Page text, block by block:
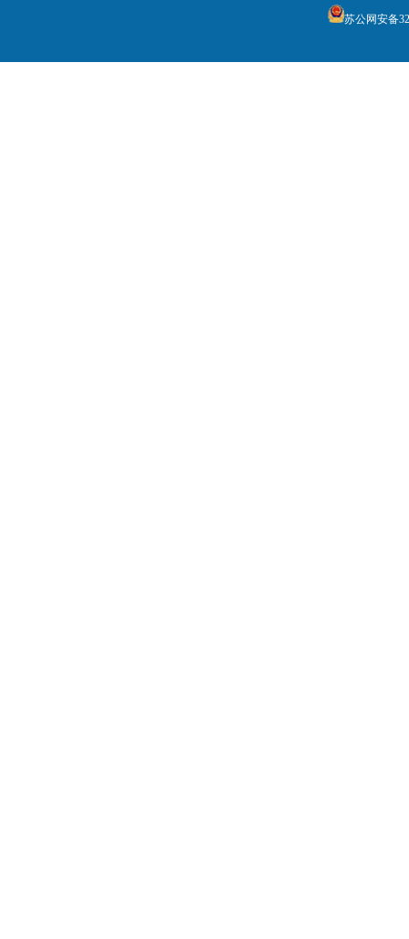
苏公网安备